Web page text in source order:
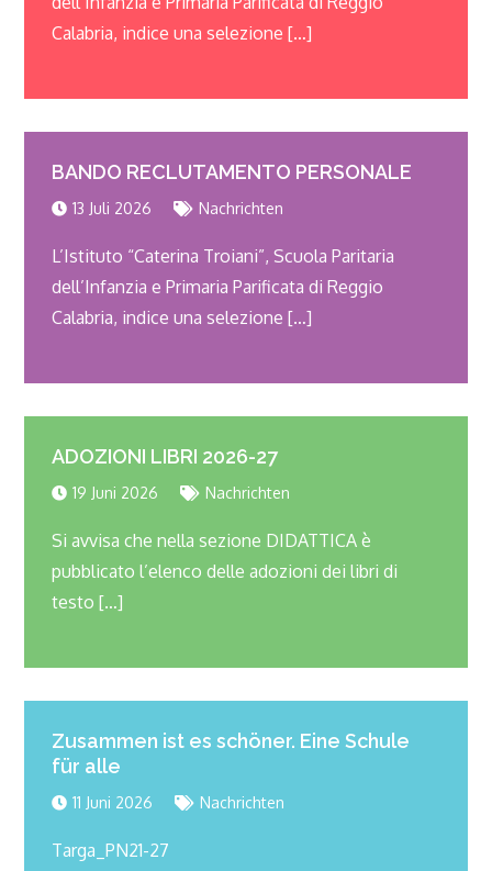
Calabria, indice una selezione […]
BANDO RECLUTAMENTO PERSONALE
13 Juli 2026 Nachrichten
L’Istituto “Caterina Troiani”,Scuola Paritaria
dell’Infanzia e Primaria Parificata di Reggio
Calabria, indice una selezione […]
ADOZIONI LIBRI 2026-27
19 Juni 2026 Nachrichten
Si avvisa che nella sezione DIDATTICA è
pubblicato l’elenco delle adozioni dei libri di
testo […]
Zusammen ist es schöner. Eine Schule
für alle
11 Juni 2026 Nachrichten
Targa_PN21-27